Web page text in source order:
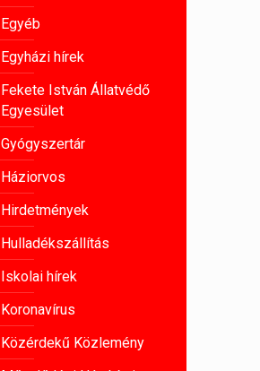
Egyéb
Egyházi hírek
Fekete István Állatvédő
Egyesület
Gyógyszertár
Háziorvos
Hirdetmények
Hulladékszállítás
Iskolai hírek
Koronavírus
Közérdekű Közlemény